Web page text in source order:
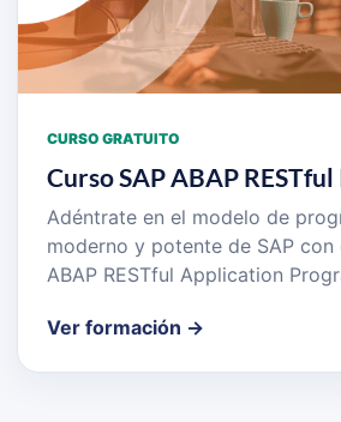
CURSO GRATUITO
Curso SAP ABAP
Adéntrate en el modelo de
moderno y potente de SAP con
ABAP RESTful Application
Ver formación →